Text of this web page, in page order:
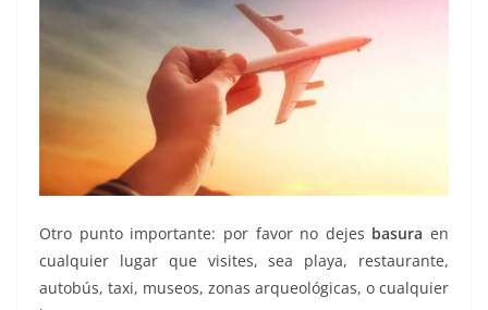
Otro punto importante: por favor no dejes basura en
cualquier lugar que visites, sea playa, restaurante,
autobús, taxi, museos, zonas arqueológicas, o cualquier